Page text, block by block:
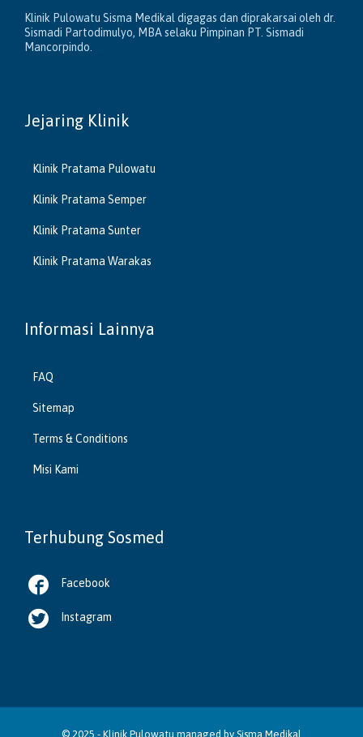
Klinik Pulowatu Sisma Medikal digagas dan diprakarsai oleh dr.
Sismadi Partodimulyo, MBA selaku Pimpinan PT. Sismadi
Mancorpindo.
Jejaring Klinik
Klinik Pratama Pulowatu
Klinik Pratama Semper
Klinik Pratama Sunter
Klinik Pratama Warakas
Informasi Lainnya
FAQ
Sitemap
Terms & Conditions
Misi Kami
Terhubung Sosmed
 Facebook
 Instagram
© 2025 - Klinik Pulowatu managed by Sisma Medikal